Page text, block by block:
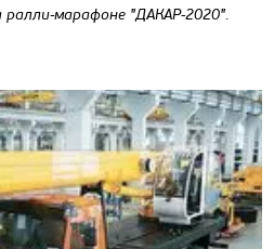
марафоне "ДАКАР-2020".